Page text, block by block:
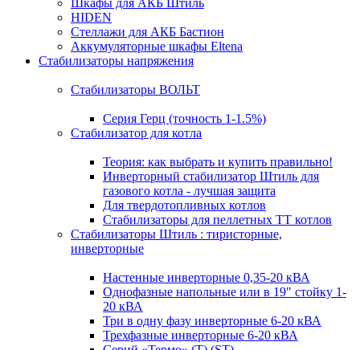
Шкафы для АКБ Штиль
HIDEN
Стеллажи для АКБ Бастион
Аккумуляторные шкафы Eltena
Стабилизаторы напряжения
Стабилизаторы ВОЛЬТ
Серия Герц (точность 1-1.5%)
Стабилизатор для котла
Теория: как выбрать и купить правильно!
Инверторный стабилизатор Штиль для
газового котла - лучшая защита
Для твердотопливных котлов
Стабилизаторы для пеллетных ТТ котлов
Стабилизаторы Штиль : тиристорные,
инверторные
Настенные инверторные 0,35-20 кВА
Однофазные напольные или в 19" стойку 1-
20 кВА
Три в одну фазу инверторные 6-20 кВА
Трехфазные инверторные 6-20 кВА